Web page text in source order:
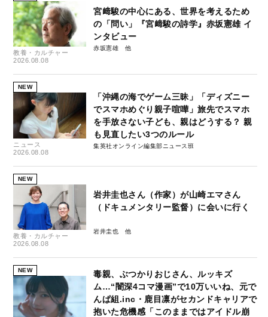
教養・カルチャー
2026.08.08
宮﨑駿の中心にある、世界を考えるため
の「問い」『宮﨑駿の詩学』赤坂憲雄 イ
ンタビュー
赤坂憲雄
NEW
ニュース
2026.08.08
「沖縄の海でゲーム三昧」「ディズニー
でスマホめぐり親子喧嘩」旅先でスマホ
を手放さない子ども、親はどうする？ 親
も見直したい3つのルール
集英社オンライン編集部ニュース班
NEW
教養・カルチャー
2026.08.08
岩井圭也さん（作家）が山崎エマさん
（ドキュメンタリー監督）に会いに行く
岩井圭也
NEW
毒親、ぶつかりおじさん、ルッキズ
ム…“闇深4コマ漫画”で10万いいね、元で
んぱ組.inc・鹿目凛がセカンドキャリアで
抱いた危機感「このままではアイドル崩